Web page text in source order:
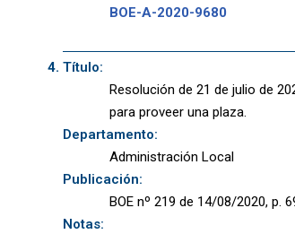
BOE-A-2020-9680
Título:
Resolución de 21 de julio de
para proveer una plaza.
Departamento:
Administración Local
Publicación:
BOE nº 219 de 14/08/2020, p.
Notas: